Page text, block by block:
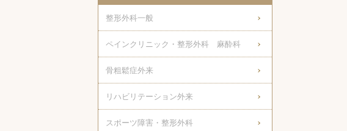
整形外科一般
ペインクリニック・整形外科 麻酔科
骨粗鬆症外来
リハビリテーション外来
スポーツ障害・整形外科